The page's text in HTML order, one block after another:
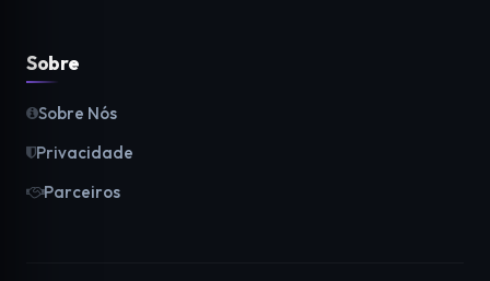
Sobre
Sobre Nós
Privacidade
Parceiros